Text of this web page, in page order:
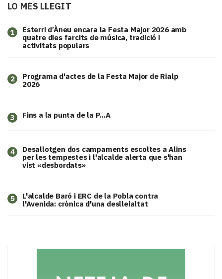
LO MÉS LLEGIT
1
Esterri d’Àneu encara la Festa Major 2026 amb
quatre dies farcits de música, tradició i
activitats populars
2
Programa d'actes de la Festa Major de Rialp
2026
3 Fins a la punta de la P...A
4
​Desallotgen dos campaments escoltes a Alins
per les tempestes i l'alcalde alerta que s'han
vist «desbordats»
5
L'alcalde Baró i ERC de la Pobla contra
l'Avenida: crònica d'una deslleialtat